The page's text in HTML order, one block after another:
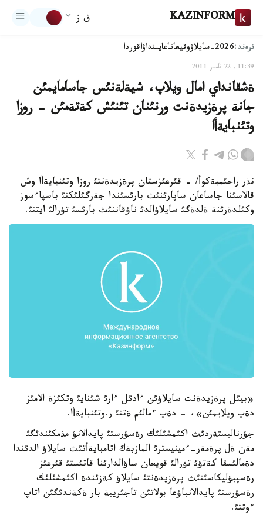
KAZINFORM ق ز
ترەند:2026-سايلاۋ وقيعاتاعايىنداۋاقوردا
11:39, 22 تامىز 2011
ةشقانداي امال ويلاپ، شيةلةنئس جاسامايمئن
جانة پرةزيدةنت ورنئنان تئنئش كةتةمئن - روزا
وتئنبايةأا
نذر راحئمبةكوأ/ - قئرعئزستان پرةزيدةنتئ روزا وتئنبايةأا وش
قالاسئنا جاساعان ساپارئنئث بارئسئندا جةرگئلئكتئ باسپاءسوز
وكئلدةرئنة ةلدةگئ سايلاؤالدئ ناؤقاننئث بارئسئ تؤرالئ ايتتئ.
«بيئل پرةزيدةنت سايلاؤئن ءادئل ءارئ شئنايئ وتكئزة الامئز
دةپ ويلايمئن»، - دةپ ءمالئم ةتتئ ر.وتئنبايةأا.
جؤرناليستةردئث اكئمشئلئك رةسؤرستئ پايدالانؤ مذمكئندئگئ
مةن ةل پرةمةر-ءمينيسترئ المازبةك اتامبايةأتئث سايلاؤ الدئندا
دةمالئسقا كةتؤئ تؤرالئ قويعان ساؤالدارئنا قاتئستئ قئرعئز
رةسپبؤليكاسئنئث پرةزيدةنتئ سايلاؤ كةزئندة اكئمشئلئك
رةسؤرستئ پايدالانباؤعا بولاتئن تاجئريبة بار ةكةندئگئن اتاپ
ءوتتئ.